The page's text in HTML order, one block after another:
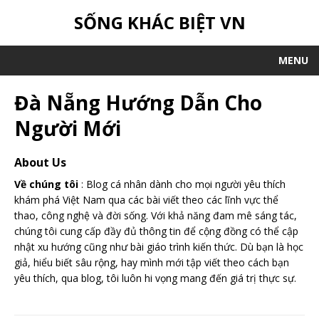
SỐNG KHÁC BIỆT VN
MENU
Đà Nẵng Hướng Dẫn Cho
Người Mới
About Us
Về chúng tôi : Blog cá nhân dành cho mọi người yêu thích
khám phá Việt Nam qua các bài viết theo các lĩnh vực thể
thao, công nghệ và đời sống. Với khả năng đam mê sáng tác,
chúng tôi cung cấp đầy đủ thông tin để cộng đồng có thể cập
nhật xu hướng cũng như bài giáo trình kiến thức. Dù bạn là học
giả, hiểu biết sâu rộng, hay mình mới tập viết theo cách bạn
yêu thích, qua blog, tôi luôn hi vọng mang đến giá trị thực sự.